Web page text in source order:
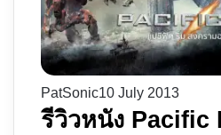
PatSonic10 July 2013
รีวิวหนัง Pacific